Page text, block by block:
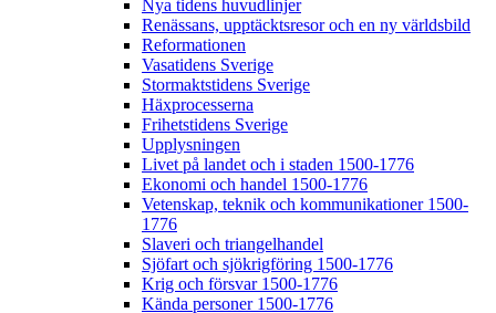
Nya tidens huvudlinjer
Renässans, upptäcktsresor och en ny världsbild
Reformationen
Vasatidens Sverige
Stormaktstidens Sverige
Häxprocesserna
Frihetstidens Sverige
Upplysningen
Livet på landet och i staden 1500-1776
Ekonomi och handel 1500-1776
Vetenskap, teknik och kommunikationer 1500-
1776
Slaveri och triangelhandel
Sjöfart och sjökrigföring 1500-1776
Krig och försvar 1500-1776
Kända personer 1500-1776